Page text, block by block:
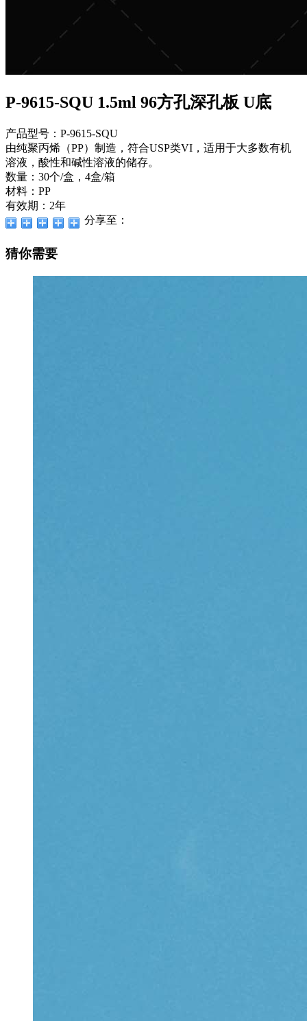
P-9615-SQU 1.5ml 96方孔深孔板 U底
产品型号：P-9615-SQU
由纯聚丙烯（PP）制造，符合USP类VI，适用于大多数有机
溶液，酸性和碱性溶液的储存。
数量：30个/盒，4盒/箱
材料：PP
有效期：2年
分享至：
猜你需要